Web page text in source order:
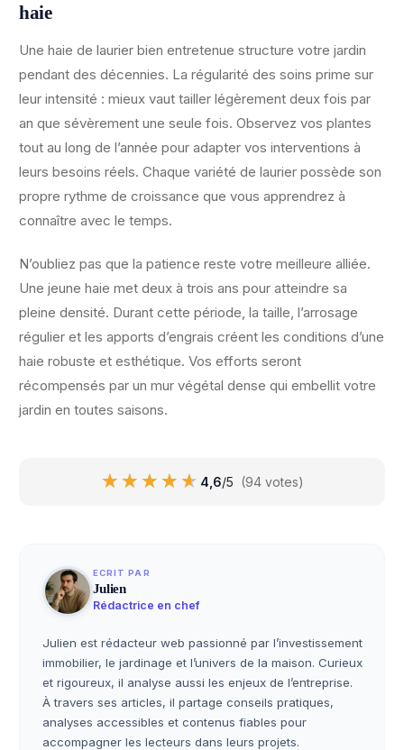
haie
Une haie de laurier bien entretenue structure votre jardin
pendant des décennies. La régularité des soins prime sur
leur intensité : mieux vaut tailler légèrement deux fois par
an que sévèrement une seule fois. Observez vos plantes
tout au long de l’année pour adapter vos interventions à
leurs besoins réels. Chaque variété de laurier possède son
propre rythme de croissance que vous apprendrez à
connaître avec le temps.
N’oubliez pas que la patience reste votre meilleure alliée.
Une jeune haie met deux à trois ans pour atteindre sa
pleine densité. Durant cette période, la taille, l’arrosage
régulier et les apports d’engrais créent les conditions d’une
haie robuste et esthétique. Vos efforts seront
récompensés par un mur végétal dense qui embellit votre
jardin en toutes saisons.
★★★★★
★★★★★ 4,6/5 (94 votes)
ECRIT PAR
Julien
Rédactrice en chef
Julien est rédacteur web passionné par l’investissement
immobilier, le jardinage et l’univers de la maison. Curieux
et rigoureux, il analyse aussi les enjeux de l’entreprise.
À travers ses articles, il partage conseils pratiques,
analyses accessibles et contenus fiables pour
accompagner les lecteurs dans leurs projets.